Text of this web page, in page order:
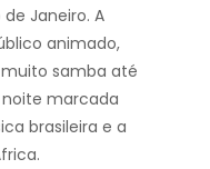
Janeiro. A
animado,
samba até
marcada
brasileira e a